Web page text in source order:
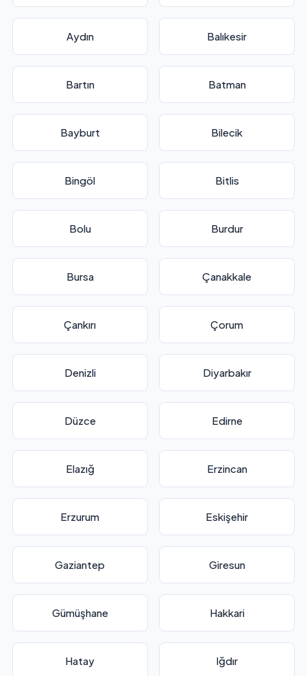
Aydın Balıkesir
Bartın Batman
Bayburt Bilecik
Bingöl Bitlis
Bolu Burdur
Bursa Çanakkale
Çankırı Çorum
Denizli Diyarbakır
Düzce Edirne
Elazığ Erzincan
Erzurum Eskişehir
Gaziantep Giresun
Gümüşhane Hakkari
Hatay Iğdır